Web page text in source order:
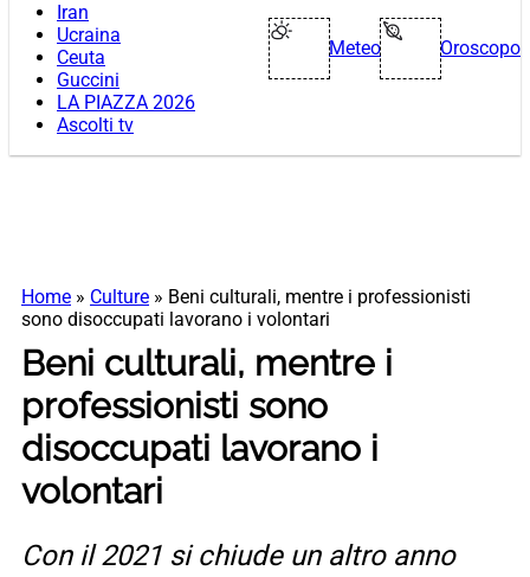
Iran
Ucraina
Ceuta
Guccini
LA PIAZZA 2026
Ascolti tv
Meteo Oroscopo
Home » Culture » Beni culturali, mentre i professionisti
sono disoccupati lavorano i volontari
Beni culturali, mentre i
professionisti sono
disoccupati lavorano i
volontari
Con il 2021 si chiude un altro anno